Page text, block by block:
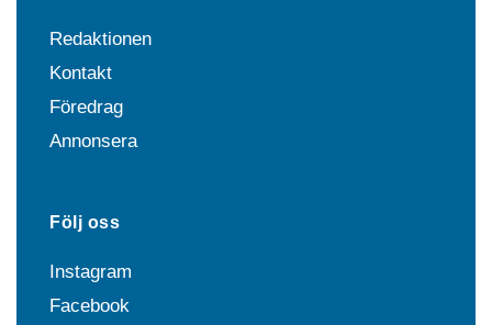
Redaktionen
Kontakt
Föredrag
Annonsera
Följ oss
Instagram
Facebook